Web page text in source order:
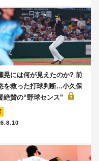
晃には何が見えたのか? 前
を救った打球判断...小久保
絶賛の“野球センス”